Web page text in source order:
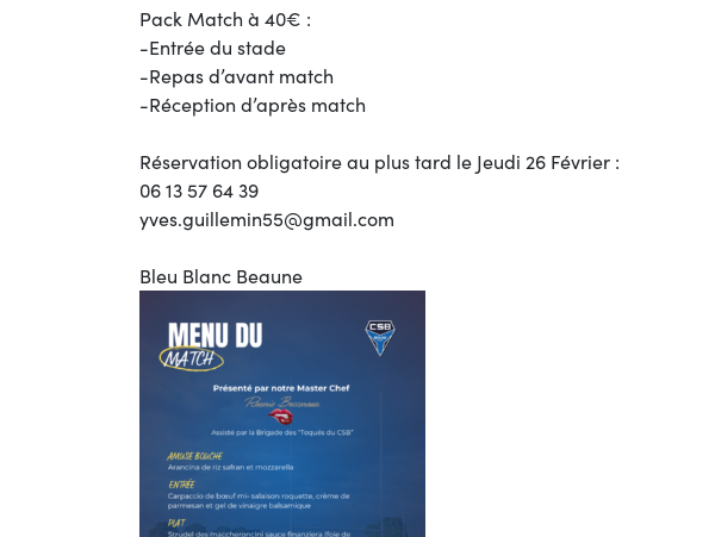
Pack Match à 40€ :
-Entrée du stade
-Repas d’avant match
-Réception d’après match
Réservation obligatoire au plus tard le Jeudi 26 Février :
06 13 57 64 39
yves.guillemin55@gmail.com
Bleu Blanc Beaune